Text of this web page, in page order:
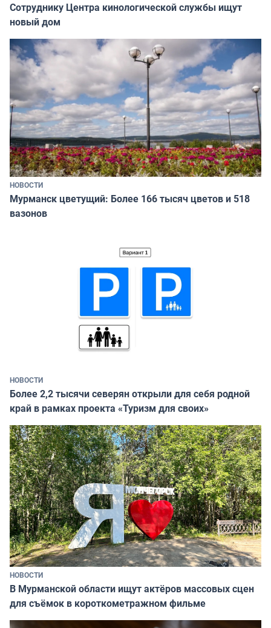
Сотруднику Центра кинологической службы ищут
новый дом
НОВОСТИ
Мурманск цветущий: Более 166 тысяч цветов и 518
вазонов
НОВОСТИ
Более 2,2 тысячи северян открыли для себя родной
край в рамках проекта «Туризм для своих»
НОВОСТИ
В Мурманской области ищут актёров массовых сцен
для съёмок в короткометражном фильме